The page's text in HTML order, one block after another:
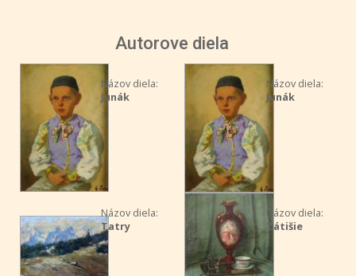
Autorove diela
Názov diela:
Junák
Názov diela:
Junák
Názov diela:
Tatry
Názov diela:
Zátišie